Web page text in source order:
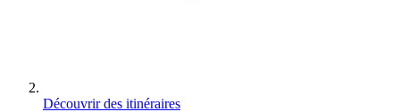
Découvrir des itinéraires